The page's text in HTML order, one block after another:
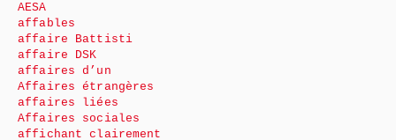
AESA
affables
affaire Battisti
affaire DSK
affaires d’un
Affaires étrangères
affaires liées
Affaires sociales
affichant clairement